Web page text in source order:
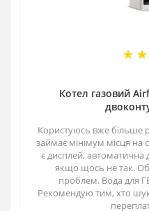
Котел газовий
Користуюсь вже більше
займає мінімум місця на
є дисплей, автоматична
якщо щось не так.
проблем. Вода для
Рекомендую тим, хто